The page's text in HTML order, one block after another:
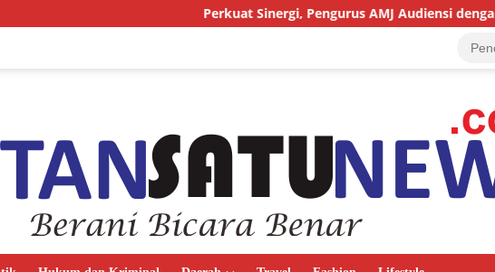
Perkuat Sinergi, Pengurus AMJ Audiensi dengan Kajati Bengkulu